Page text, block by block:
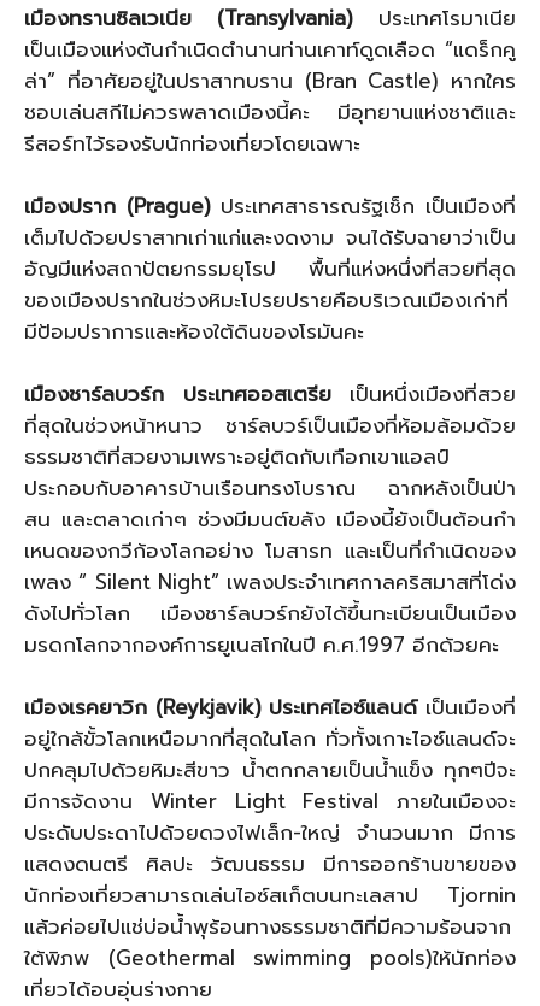
เมืองทรานซิลเวเนีย (Transylvania) ประเทศโรมาเนีย
เป็นเมืองแห่งต้นกำเนิดตำนานท่านเคาท์ดูดเลือด “แดร็กคู
ล่า” ที่อาศัยอยู่ในปราสาทบราน (Bran Castle) หากใคร
ชอบเล่นสกีไม่ควรพลาดเมืองนี้คะ มีอุทยานแห่งชาติและ
รีสอร์ทไว้รองรับนักท่องเที่ยวโดยเฉพาะ
เมืองปราก (Prague)ประเทศสาธารณรัฐเช็ก เป็นเมืองที่
เต็มไปด้วยปราสาทเก่าแก่และงดงาม จนได้รับฉายาว่าเป็น
อัญมีแห่งสถาปัตยกรรมยุโรป พื้นที่แห่งหนึ่งที่สวยที่สุด
ของเมืองปรากในช่วงหิมะโปรยปรายคือบริเวณเมืองเก่าที่
มีป้อมปราการและห้องใต้ดินของโรมันคะ
เมืองชาร์ลบวร์ก ประเทศออสเตรียเป็นหนึ่งเมืองที่สวย
ที่สุดในช่วงหน้าหนาว ชาร์ลบวร์เป็นเมืองที่ห้อมล้อมด้วย
ธรรมชาติที่สวยงามเพราะอยู่ติดกับเทือกเขาแอลป์
ประกอบกับอาคารบ้านเรือนทรงโบราณ ฉากหลังเป็นป่า
สน และตลาดเก่าๆ ช่วงมีมนต์ขลัง เมืองนี้ยังเป็นต้อนกำ
เหนดของกวีก้องโลกอย่าง โมสารท และเป็นที่กำเนิดของ
เพลง “ Silent Night” เพลงประจำเทศกาลคริสมาสที่โด่ง
ดังไปทั่วโลก เมืองชาร์ลบวร์กยังได้ขึ้นทะเบียนเป็นเมือง
มรดกโลกจากองค์การยูเนสโกในปี ค.ศ.1997 อีกด้วยคะ
เมืองเรคยาวิก (Reykjavik) ประเทศไอซ์แลนด์ เป็นเมืองที่
อยู่ใกล้ขั้วโลกเหนือมากที่สุดในโลก ทั่วทั้งเกาะไอซ์แลนด์จะ
ปกคลุมไปด้วยหิมะสีขาว น้ำตกกลายเป็นน้ำแข็ง ทุกๆปีจะ
มีการจัดงาน Winter Light Festival ภายในเมืองจะ
ประดับประดาไปด้วยดวงไฟเล็ก-ใหญ่ จำนวนมาก มีการ
แสดงดนตรี ศิลปะ วัฒนธรรม มีการออกร้านขายของ
นักท่องเที่ยวสามารถเล่นไอซ์สเก็ตบนทะเลสาป Tjornin
แล้วค่อยไปแช่บ่อน้ำพุร้อนทางธรรมชาติที่มีความร้อนจาก
ใต้พิภพ (Geothermal swimming pools)ให้นักท่อง
เที่ยวได้อบอุ่นร่างกาย